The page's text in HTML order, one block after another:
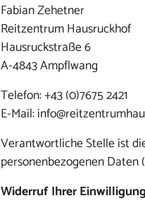
Fabian Zehetner
Reitzentrum Hausruckhof
Hausruckstraße 6
A-4843 Ampflwang
Telefon: +43 (0)7675 2421
E-Mail:
Verantwortliche Stelle ist
personenbezogenen Daten
Widerruf Ihrer